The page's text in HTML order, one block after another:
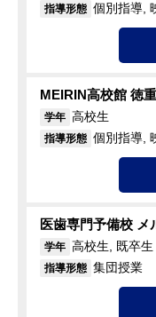
指導形態 個別指導,
MEIRIN高校館 徳
学年 高校生
指導形態 個別指導,
医歯専門予備校 メ
学年 高校生, 既卒生
指導形態 集団授業